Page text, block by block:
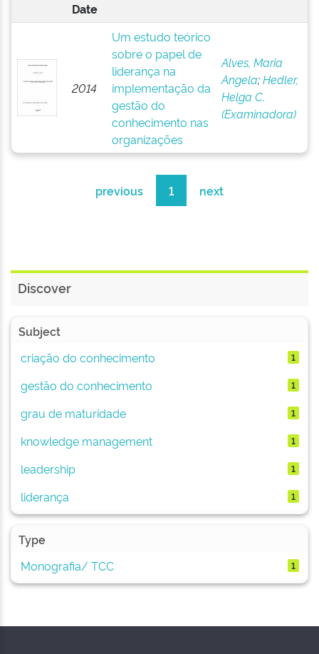
Date
2014
Um estudo teórico
sobre o papel de
liderança na
implementação da
gestão do
conhecimento nas
organizações
Alves, Maria
Angela;Hedler,
Helga C.
(Examinadora)
previous 1 next
Discover
Subject
criação do conhecimento
1
gestão do conhecimento 1
grau de maturidade 1
knowledge management 1
leadership 1
liderança 1
Type
Monografia/ TCC
1